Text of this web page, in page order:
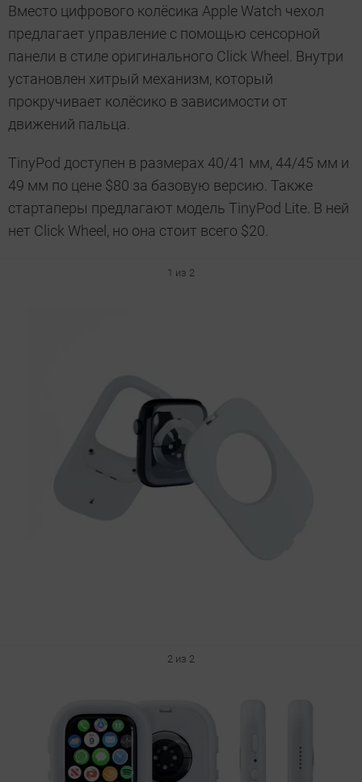
Вместо цифрового колёсика Apple Watch чехол
предлагает управление с помощью сенсорной
панели в стиле оригинального Click Wheel. Внутри
установлен хитрый механизм, который
прокручивает колёсико в зависимости от
движений пальца.
TinyPod доступен в размерах 40/41 мм, 44/45 мм и
49 мм по цене $80 за базовую версию. Также
стартаперы предлагают модель TinyPod Lite. В ней
нет Click Wheel, но она стоит всего $20.
1 из 2
2 из 2